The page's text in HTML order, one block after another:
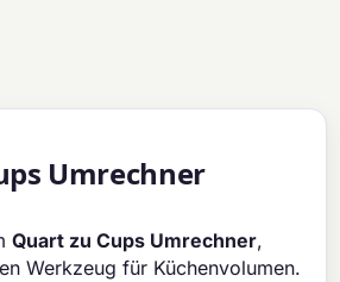
Umrechner
Quart zu Cups Umrechner,
Werkzeug für Küchenvolumen.